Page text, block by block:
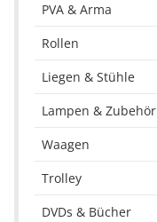
PVA & Arma
Rollen
Liegen & Stühle
Lampen & Zubehör
Waagen
Trolley
DVDs & Bücher